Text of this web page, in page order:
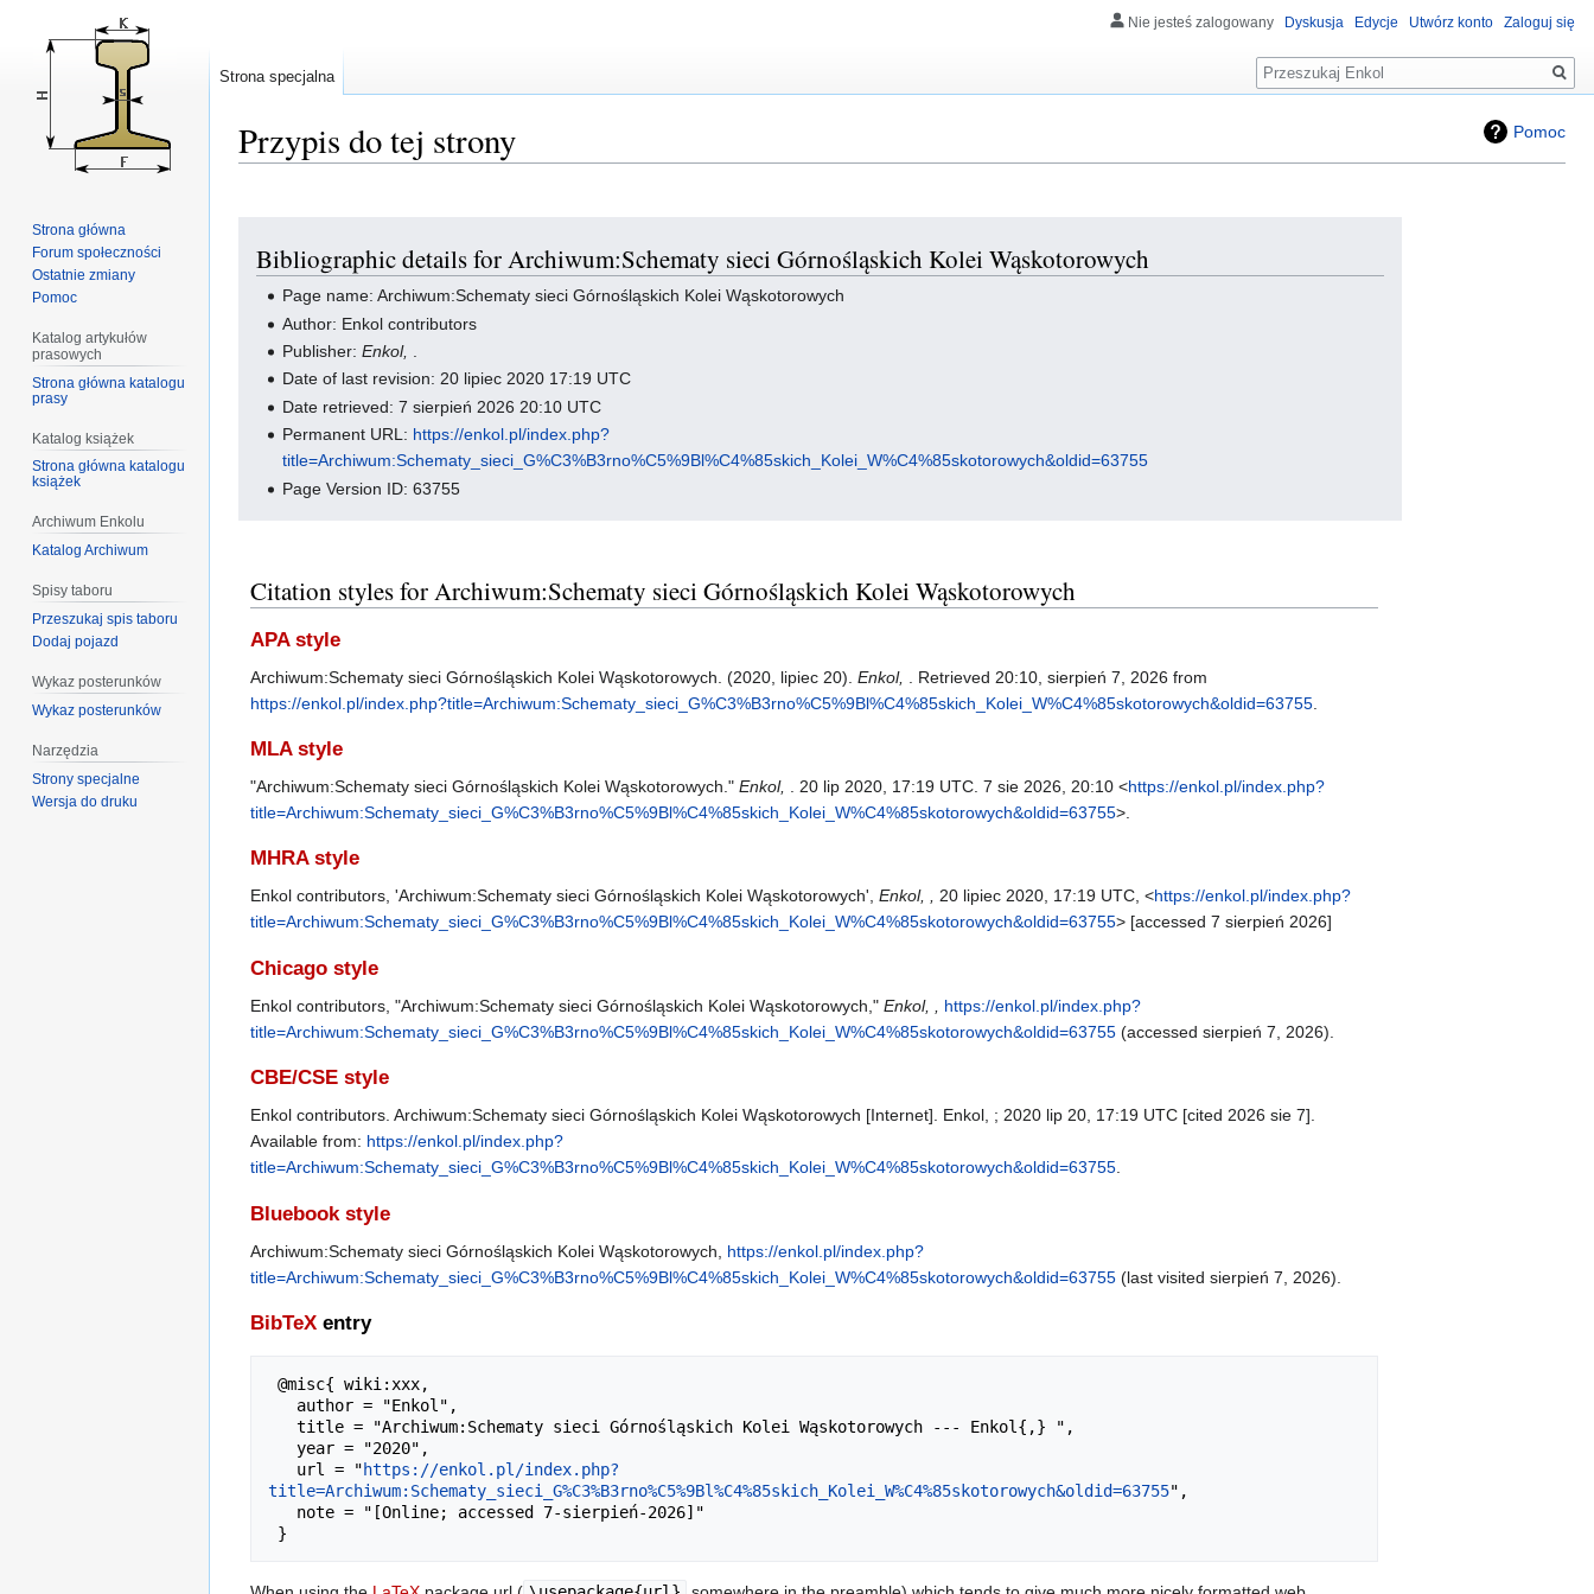
Pomoc
Przypis do tej strony
nawigacji
wyszukiwania
Bibliographic details for Archiwum:Schematy sieci Górnośląskich Kolei Wąskotorowych
Page name: Archiwum:Schematy sieci Górnośląskich Kolei Wąskotorowych
Author: Enkol contributors
Publisher:Enkol,
Date of last revision: 20 lipiec 2020 17:19 UTC
Date retrieved: 7 sierpień 2026 20:10 UTC
Permanent URL: https://enkol.pl/index.php?
title=Archiwum:Schematy_sieci_G%C3%B3rno%C5%9Bl%C4%85skich_Kolei_W%C4%85skotorowych&oldid=63755
Page Version ID: 63755
Citation styles for Archiwum:Schematy sieci Górnośląskich Kolei Wąskotorowych
APA style
Archiwum:Schematy sieci Górnośląskich Kolei Wąskotorowych. (2020, lipiec 20). Enkol,
. Retrieved 20:10, sierpień 7, 2026 from
https://enkol.pl/index.php?title=Archiwum:Schematy_sieci_G%C3%B3rno%C5%9Bl%C4%85skich_Kolei_W%C4%85skotorowych&oldid=63755
MLA style
"Archiwum:Schematy sieci Górnośląskich Kolei Wąskotorowych." Enkol, . 20 lip 2020, 17:19 UTC. 7 sie 2026, 20:10 <https://enkol.pl/index.php?
title=Archiwum:Schematy_sieci_G%C3%B3rno%C5%9Bl%C4%85skich_Kolei_W%C4%85skotorowych&oldid=63755>.
MHRA style
Enkol contributors, 'Archiwum:Schematy sieci Górnośląskich Kolei Wąskotorowych', Enkol, , 20 lipiec 2020, 17:19 UTC, <https://enkol.pl/index.php?
title=Archiwum:Schematy_sieci_G%C3%B3rno%C5%9Bl%C4%85skich_Kolei_W%C4%85skotorowych&oldid=63755> [accessed 7 sierpień 2026]
Chicago style
Enkol contributors, "Archiwum:Schematy sieci Górnośląskich Kolei Wąskotorowych," Enkol, ,
https://enkol.pl/index.php?
title=Archiwum:Schematy_sieci_G%C3%B3rno%C5%9Bl%C4%85skich_Kolei_W%C4%85skotorowych&oldid=63755 (accessed sierpień 7, 2026).
CBE/CSE style
Enkol contributors. Archiwum:Schematy sieci Górnośląskich Kolei Wąskotorowych [Internet]. Enkol, ; 2020 lip 20, 17:19 UTC [cited 2026 sie 7].
Available from: https://enkol.pl/index.php?
title=Archiwum:Schematy_sieci_G%C3%B3rno%C5%9Bl%C4%85skich_Kolei_W%C4%85skotorowych&oldid=63755
Bluebook style
Archiwum:Schematy sieci Górnośląskich Kolei Wąskotorowych, https://enkol.pl/index.php?
title=Archiwum:Schematy_sieci_G%C3%B3rno%C5%9Bl%C4%85skich_Kolei_W%C4%85skotorowych&oldid=63755 (last visited sierpień 7, 2026).
BibTeX entry
   url = "
https://enkol.pl/index.php?
title=Archiwum:Schematy_sieci_G%C3%B3rno%C5%9Bl%C4%85skich_Kolei_W%C4%85skotorowych&oldid=63755",
Nie jesteś zalogowany Dyskusja Edycje Utwórz konto Zaloguj się
Strona specjalna
Szukaj
Strona główna
Forum społeczności
Ostatnie zmiany
Pomoc
Katalog artykułów
prasowych
Strona główna katalogu
prasy
Katalog książek
Strona główna katalogu
książek
Archiwum Enkolu
Katalog Archiwum
Spisy taboru
Przeszukaj spis taboru
Dodaj pojazd
Wykaz posterunków
Wykaz posterunków
Narzędzia
Strony specjalne
Wersja do druku